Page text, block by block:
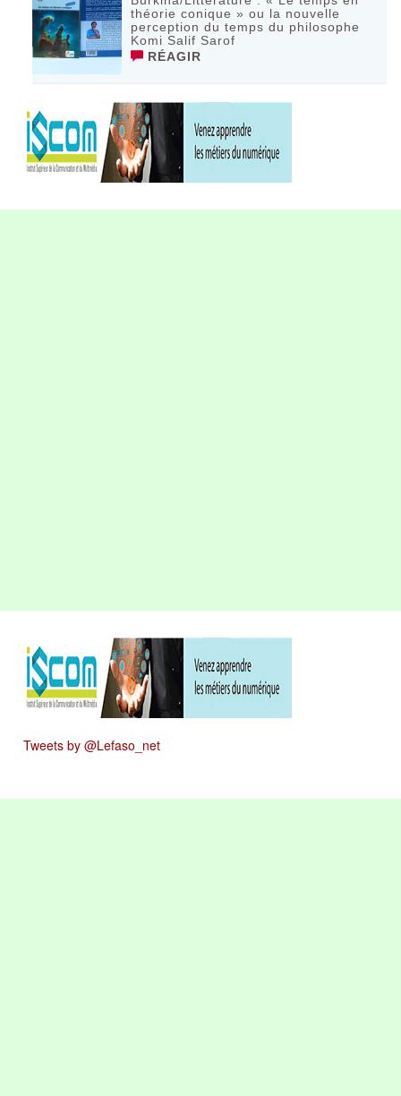
théorie conique » ou la nouvelle
perception du temps du philosophe
Komi Salif Sarof
RÉAGIR
Tweets by @Lefaso_net